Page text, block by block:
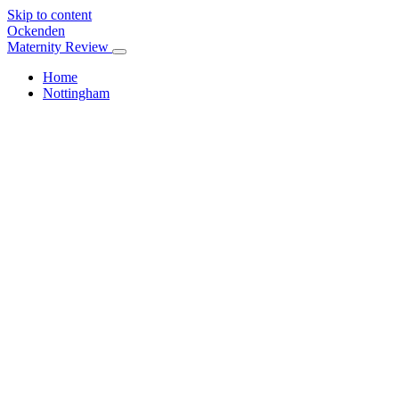
Skip to content
Ockenden
Maternity Review
Home
Nottingham